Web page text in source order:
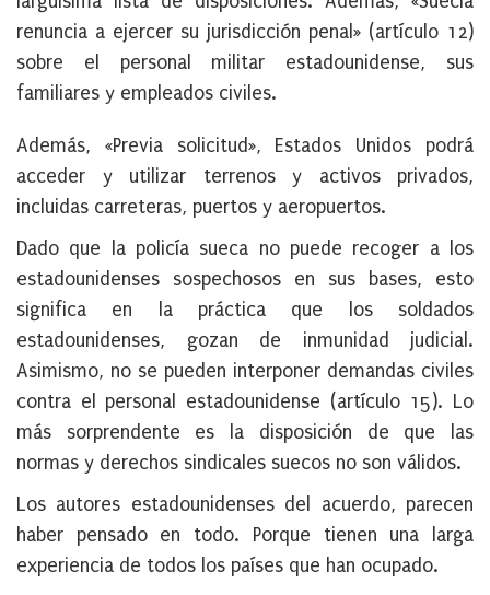
renuncia a ejercer su jurisdicción penal» (artículo 12)
sobre el personal militar estadounidense, sus
familiares y empleados civiles.
Además, «Previa solicitud», Estados Unidos podrá
acceder y utilizar terrenos y activos privados,
incluidas carreteras, puertos y aeropuertos.
Dado que la policía sueca no puede recoger a los
estadounidenses sospechosos en sus bases, esto
significa en la práctica que los soldados
estadounidenses, gozan de inmunidad judicial.
Asimismo, no se pueden interponer demandas civiles
contra el personal estadounidense (artículo 15). Lo
más sorprendente es la disposición de que las
normas y derechos sindicales suecos no son válidos.
Los autores estadounidenses del acuerdo, parecen
haber pensado en todo. Porque tienen una larga
experiencia de todos los países que han ocupado.